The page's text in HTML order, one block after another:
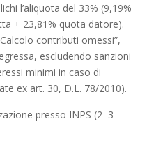
l’aliquota del 33% (9,19%
+ 23,81% quota datore).
contributi omessi”,
escludendo sanzioni
minimi in caso di
ex art. 30, D.L. 78/2010).
presso INPS (2–3